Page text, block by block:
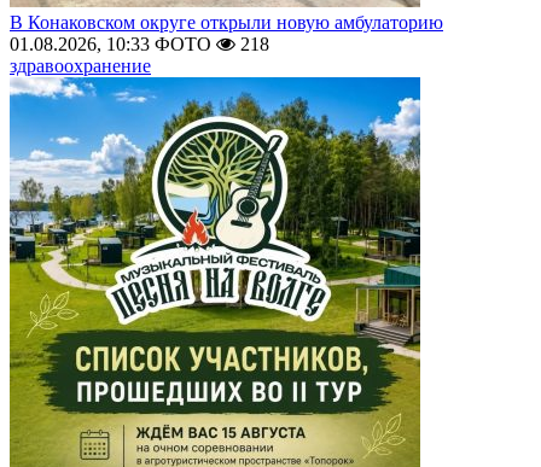
В Конаковском округе открыли новую амбулаторию
01.08.2026, 10:33 ФОТО
218
здравоохранение